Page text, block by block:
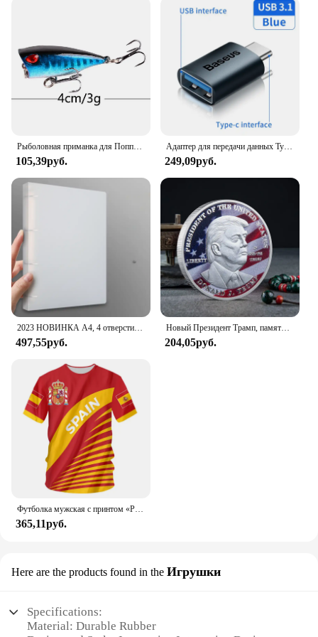
safe chew toy to their customers.
Рыболовная приманка для Поппера, 1 шт., 7 см, 12 г, жесткая искусственная приманка топвотер с 2 тройными крючками, для ловли карпа, Воблер для рыболовной наживки, кренкбейт
105,39руб.
Адаптер для передачи данных Type C - USB 3.1, черный
249,09руб.
2023 НОВИНКА A4, 4 отверстия, зажим D-типа, синяя папка из полипропилена, перфорированная прозрачная папка-переплет, папка А4
497,55руб.
Новый Президент Трамп, памятный значок Дональда Трампа монета, серебряное золото, тройная монета, Дональд J Трамп, «в Бог, которому мы доверяем», монеты
204,05руб.
Футболка мужская с принтом «Реал Мадрид»
365,11руб.
Here are the products found in the Игрушки
Specifications:
Material: Durable Rubber